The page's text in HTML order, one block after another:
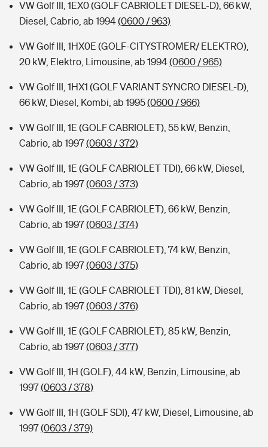
VW Golf III, 1EX0 (GOLF CABRIOLET DIESEL-D), 66 kW,
Diesel, Cabrio, ab 1994(0600 / 963)
VW Golf III, 1HX0E (GOLF-CITYSTROMER/ ELEKTRO),
20 kW, Elektro, Limousine, ab 1994(0600 / 965)
VW Golf III, 1HX1 (GOLF VARIANT SYNCRO DIESEL-D),
66 kW, Diesel, Kombi, ab 1995(0600 / 966)
VW Golf III, 1E (GOLF CABRIOLET), 55 kW, Benzin,
Cabrio, ab 1997(0603 / 372)
VW Golf III, 1E (GOLF CABRIOLET TDI), 66 kW, Diesel,
Cabrio, ab 1997(0603 / 373)
VW Golf III, 1E (GOLF CABRIOLET), 66 kW, Benzin,
Cabrio, ab 1997(0603 / 374)
VW Golf III, 1E (GOLF CABRIOLET), 74 kW, Benzin,
Cabrio, ab 1997(0603 / 375)
VW Golf III, 1E (GOLF CABRIOLET TDI), 81 kW, Diesel,
Cabrio, ab 1997(0603 / 376)
VW Golf III, 1E (GOLF CABRIOLET), 85 kW, Benzin,
Cabrio, ab 1997(0603 / 377)
VW Golf III, 1H (GOLF), 44 kW, Benzin, Limousine, ab
1997(0603 / 378)
VW Golf III, 1H (GOLF SDI), 47 kW, Diesel, Limousine, ab
1997(0603 / 379)